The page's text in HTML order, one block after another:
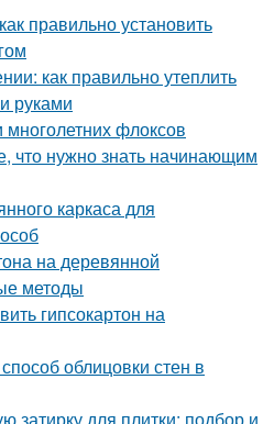
правильно установить
как правильно утеплить
руками
флоксов
что нужно знать начинающим
каркаса для
на деревянной
методы
гипсокартон на
облицовки стен в